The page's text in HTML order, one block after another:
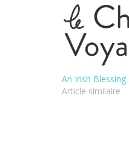
An Irish Blessing
Article similaire